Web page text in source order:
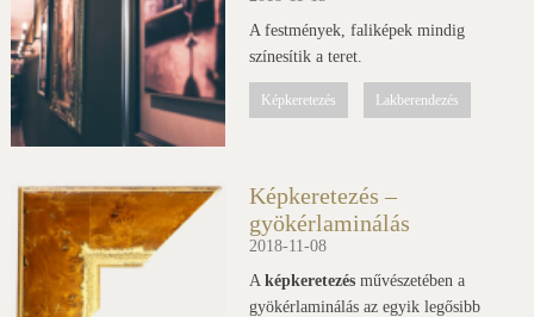
A festmények, faliképek mindig
színesítik a teret.
Képkeretezés Lakberendezés
Képkeretezés –
gyökérlaminálás
2018-11-08
A képkeretezésművészetében a
gyökérlaminálás az egyik legősibb